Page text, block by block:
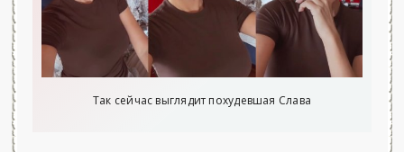
Так сейчас выглядит похудевшая Слава